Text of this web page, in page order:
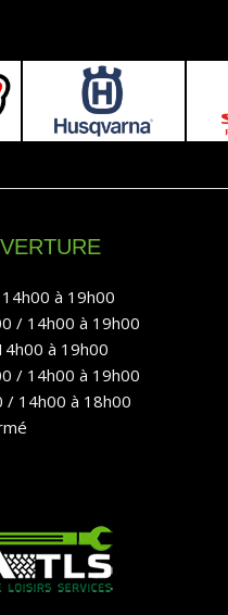
à 19h00
/ 14h00 à 19h00
à 19h00
/ 14h00 à 19h00
/ 14h00 à 18h00